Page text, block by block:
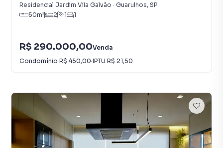
Residencial Jardim Vila Galvão · Guarulhos, SP
50m² 2 1 1
R$ 290.000,00Venda
Condomínio R$ 450,00·IPTU R$ 21,50